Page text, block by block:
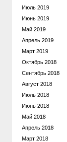
Июль 2019
Июнь 2019
Май 2019
Апрель 2019
Март 2019
Октябрь 2018
Сентябрь 2018
Август 2018
Июль 2018
Июнь 2018
Май 2018
Апрель 2018
Март 2018